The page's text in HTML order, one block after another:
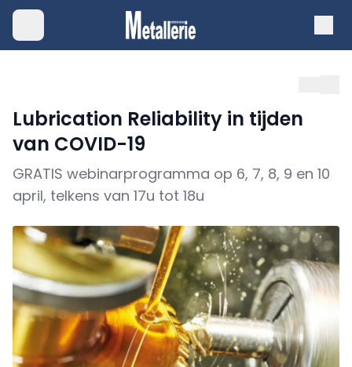
Lubrication Reliability in tijden
van COVID-19
GRATIS webinarprogramma op 6, 7, 8, 9 en 10
april, telkens van 17u tot 18u